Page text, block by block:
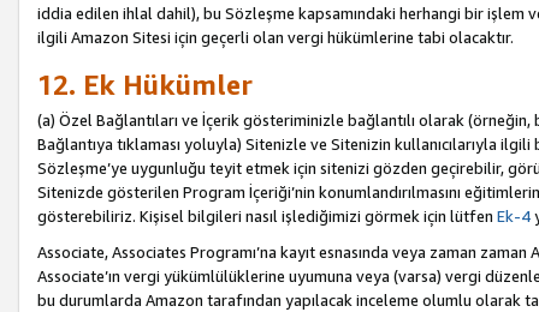
iddia edilen ihlal dahil), bu Sözleşme kapsamındaki herhangi bir işlem
ilgili Amazon Sitesi için geçerli olan vergi hükümlerine tabi olacaktır.
12. Ek Hükümler
(a) Özel Bağlantıları ve İçerik gösteriminizle bağlantılı olarak
Bağlantıya tıklaması yoluyla) Sitenizle ve Sitenizin kullanıcılarıyla
Sözleşme’ye uygunluğu teyit etmek için sitenizi gözden geçirebilir,
Sitenizde gösterilen Program İçeriği’nin konumlandırılmasını
gösterebiliriz. Kişisel bilgileri nasıl işlediğimizi görmek için lütfen Ek-4
Associate, Associates Programı’na kayıt esnasında veya zaman
Associate’ın vergi yükümlülüklerine uyumuna veya (varsa) vergi
bu durumlarda Amazon tarafından yapılacak inceleme olumlu olarak